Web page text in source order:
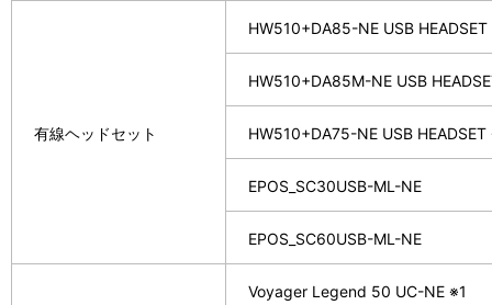
有線ヘッドセット
HW510+DA85-NE USB HEADSET
HW510+DA85M-NE USB
HW510+DA75-NE USB HEADSET
EPOS_SC30USB-ML-NE
EPOS_SC60USB-ML-NE
Voyager Legend 50 UC-NE ※1